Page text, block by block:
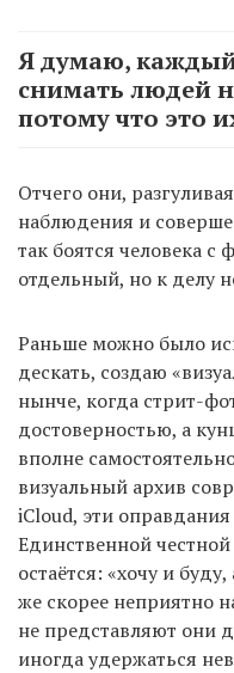
Я думаю,
снимать людей
потому что это
Отчего они,
наблюдения и
так боятся человека
отдельный, но к делу
Раньше можно было
дескать, создаю
нынче, когда стрит-
достоверностью, а
вполне
визуальный архив
iCloud, эти
Единственной
остаётся: «хочу и
же скорее неприятно
не представляют они
иногда удержаться